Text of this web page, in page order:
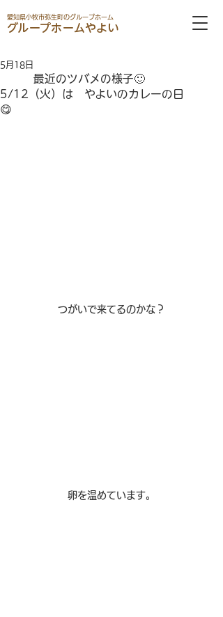
愛知県小牧市弥生町のグループホーム
グループホームやよい
最近のツバメの様子🙂
5/12（火）は やよいのカレーの日
😋
5月18日
つがいで来てるのかな？
卵を温めています。